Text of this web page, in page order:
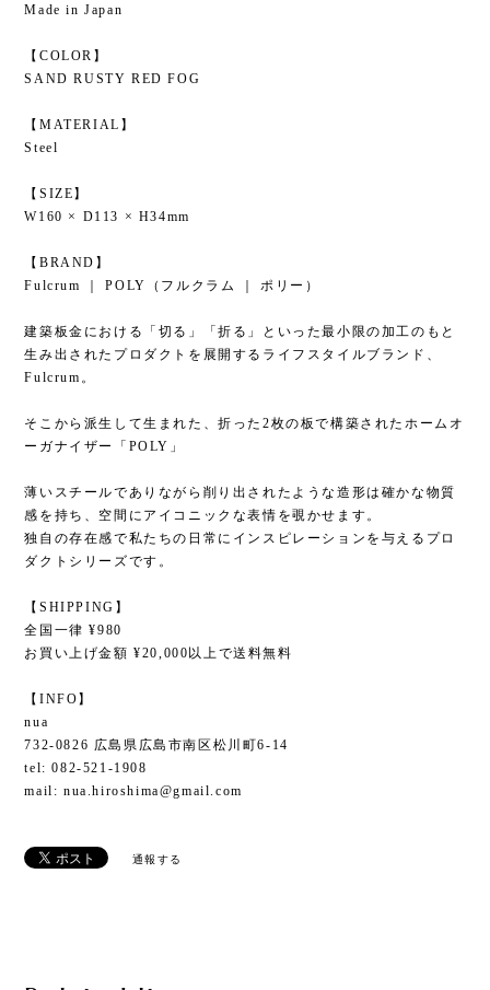
Made in Japan
【COLOR】
SAND RUSTY RED FOG
【MATERIAL】
Steel
【SIZE】
W160 × D113 × H34mm
【BRAND】
Fulcrum ｜ POLY（フルクラム ｜ ポリー）
建築板金における「切る」「折る」といった最小限の加工のもと
生み出されたプロダクトを展開するライフスタイルブランド、
Fulcrum。
そこから派生して生まれた、折った2枚の板で構築されたホームオ
ーガナイザー「POLY」
薄いスチールでありながら削り出されたような造形は確かな物質
感を持ち、空間にアイコニックな表情を覗かせます。
独自の存在感で私たちの日常にインスピレーションを与えるプロ
ダクトシリーズです。
【SHIPPING】
全国一律 ¥980
お買い上げ金額 ¥20,000以上で送料無料
【INFO】
nua
732-0826 広島県広島市南区松川町6-14
tel: 082-521-1908
mail: nua.hiroshima@gmail.com
通報する